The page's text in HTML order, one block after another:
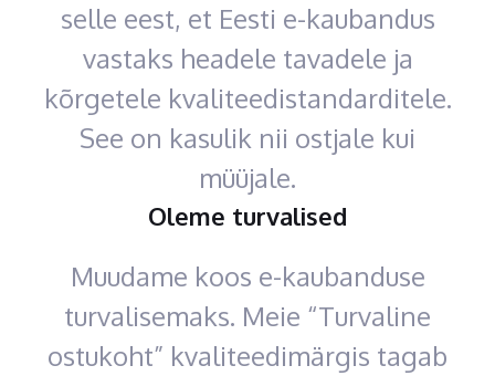
selle eest, et Eesti e-kaubandus
vastaks headele tavadele ja
kõrgetele kvaliteedistandarditele.
See on kasulik nii ostjale kui
müüjale.
Oleme turvalised
Muudame koos e-kaubanduse
turvalisemaks. Meie “Turvaline
ostukoht” kvaliteedimärgis tagab